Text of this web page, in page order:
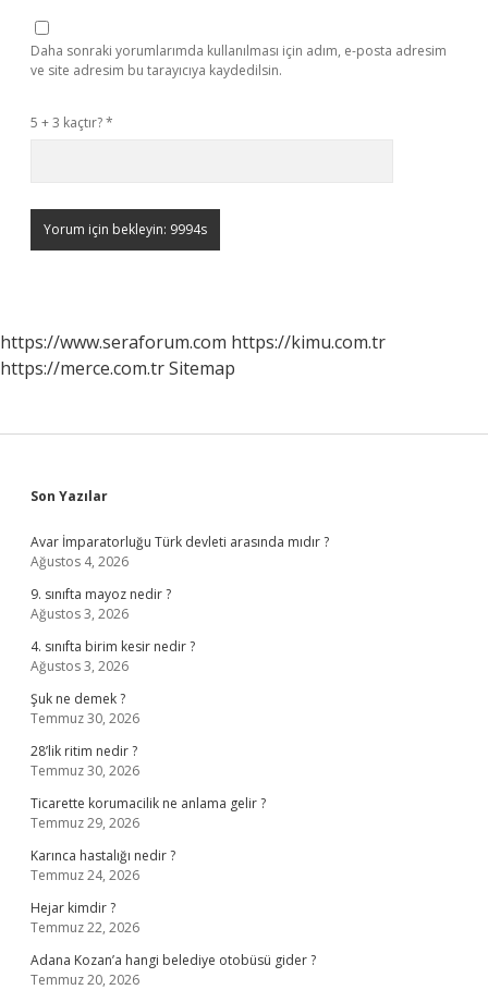
Daha sonraki yorumlarımda kullanılması için adım, e-posta adresim
ve site adresim bu tarayıcıya kaydedilsin.
5 + 3 kaçtır?*
https://www.seraforum.com https://kimu.com.tr
https://merce.com.trSitemap
Sidebar
Son Yazılar
Avar İmparatorluğu Türk devleti arasında mıdır ?
Ağustos 4, 2026
9. sınıfta mayoz nedir ?
Ağustos 3, 2026
4. sınıfta birim kesir nedir ?
Ağustos 3, 2026
Şuk ne demek ?
Temmuz 30, 2026
28’lik ritim nedir ?
Temmuz 30, 2026
Ticarette korumacilik ne anlama gelir ?
Temmuz 29, 2026
Karınca hastalığı nedir ?
Temmuz 24, 2026
Hejar kimdir ?
Temmuz 22, 2026
Adana Kozan’a hangi belediye otobüsü gider ?
Temmuz 20, 2026